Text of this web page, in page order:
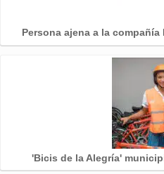
Persona ajena a la
'Bicis de la Alegría'